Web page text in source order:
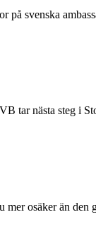
svenska
tar nästa steg i
mer osäker än den